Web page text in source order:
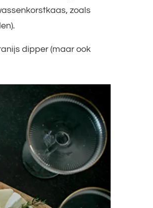
zoals
dipper (maar ook